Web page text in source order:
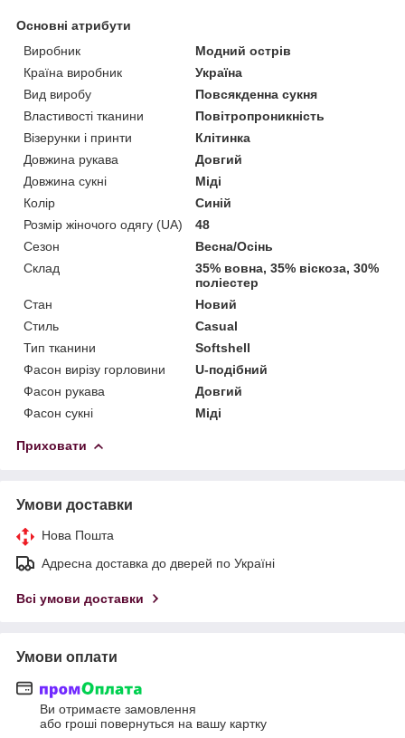
Основні атрибути
Виробник
Модний острів
Країна виробник
Україна
Вид виробу
Повсякденна сукня
Властивості тканини
Повітропроникність
Візерунки і принти
Клітинка
Довжина рукава
Довгий
Довжина сукні
Міді
Колір
Синій
Розмір жіночого одягу (UA)
48
Сезон
Весна/Осінь
Склад
35% вовна, 35% віскоза, 30%
поліестер
Стан
Новий
Стиль
Casual
Тип тканини
Softshell
Фасон вирізу горловини
U-подібний
Фасон рукава
Довгий
Фасон сукні
Міді
Приховати
Умови доставки
Нова Пошта
Адресна доставка до дверей по Україні
Всі умови доставки
Умови оплати
Ви отримаєте замовлення
або гроші повернуться на вашу картку